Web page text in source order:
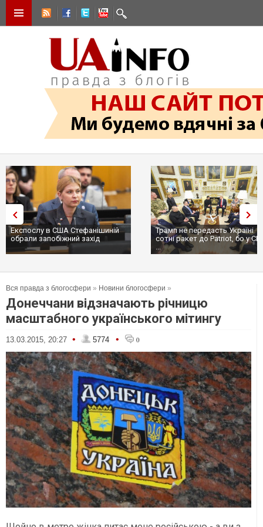
Експослу в США Стефанішиній
обрали запобіжний захід
Трамп не передасть Україні
сотні ракет до Patriot, бо у
...
Вся правда з блогосфери » Новини блогосфери »
Донеччани відзначають річницю
масштабного українського мітингу
13.03.2015, 20:27 • 5774 • 0